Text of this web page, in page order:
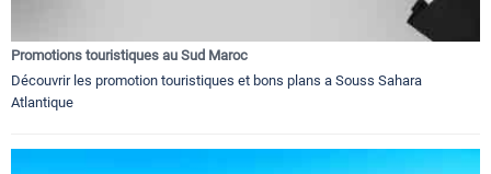
Promotions touristiques au Sud Maroc
Découvrir les promotion touristiques et bons plans a Souss Sahara
Atlantique